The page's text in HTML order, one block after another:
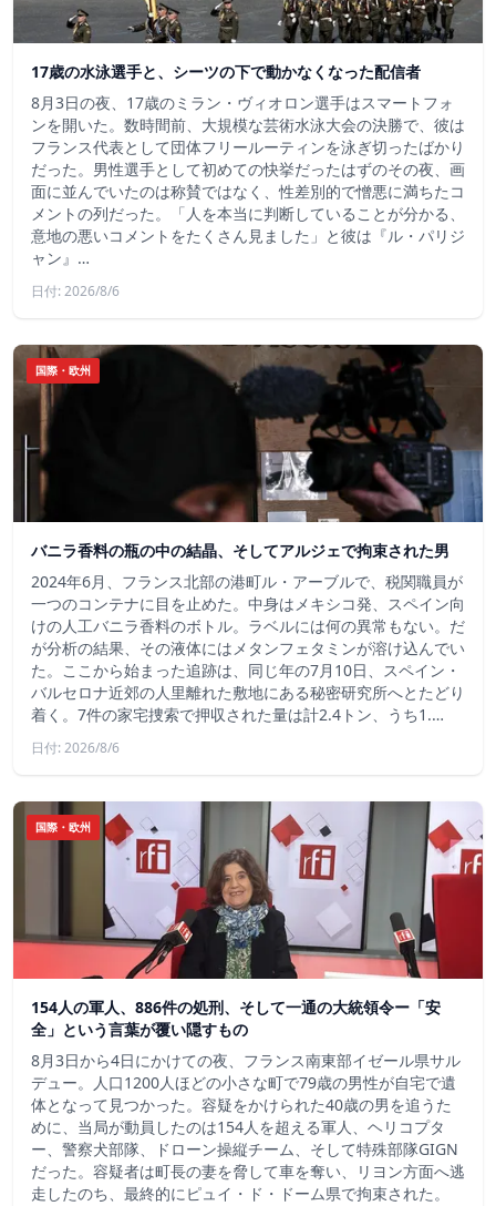
17歳の水泳選手と、シーツの下で動かなくなった配信者
8月3日の夜、17歳のミラン・ヴィオロン選手はスマートフォ
ンを開いた。数時間前、大規模な芸術水泳大会の決勝で、彼は
フランス代表として団体フリールーティンを泳ぎ切ったばかり
だった。男性選手として初めての快挙だったはずのその夜、画
面に並んでいたのは称賛ではなく、性差別的で憎悪に満ちたコ
メントの列だった。「人を本当に判断していることが分かる、
意地の悪いコメントをたくさん見ました」と彼は『ル・パリジ
ャン』…
日付: 2026/8/6
国際・欧州
バニラ香料の瓶の中の結晶、そしてアルジェで拘束された男
2024年6月、フランス北部の港町ル・アーブルで、税関職員が
一つのコンテナに目を止めた。中身はメキシコ発、スペイン向
けの人工バニラ香料のボトル。ラベルには何の異常もない。だ
が分析の結果、その液体にはメタンフェタミンが溶け込んでい
た。ここから始まった追跡は、同じ年の7月10日、スペイン・
バルセロナ近郊の人里離れた敷地にある秘密研究所へとたどり
着く。7件の家宅捜索で押収された量は計2.4トン、うち1.…
日付: 2026/8/6
国際・欧州
154人の軍人、886件の処刑、そして一通の大統領令ー「安
全」という言葉が覆い隠すもの
8月3日から4日にかけての夜、フランス南東部イゼール県サル
デュー。人口1200人ほどの小さな町で79歳の男性が自宅で遺
体となって見つかった。容疑をかけられた40歳の男を追うた
めに、当局が動員したのは154人を超える軍人、ヘリコプタ
ー、警察犬部隊、ドローン操縦チーム、そして特殊部隊GIGN
だった。容疑者は町長の妻を脅して車を奪い、リヨン方面へ逃
走したのち、最終的にピュイ・ド・ドーム県で拘束された。